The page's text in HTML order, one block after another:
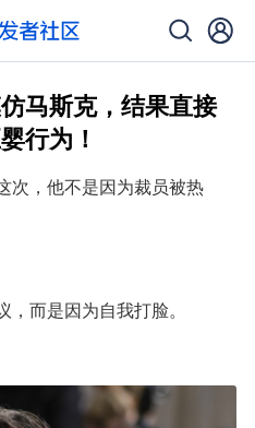
马斯克，结果直接
行为！
次，他不是因为裁员被热
而是因为自我打脸。